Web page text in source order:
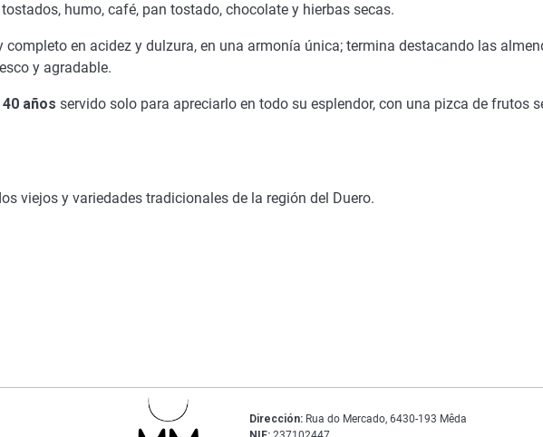
humo, café, pan tostado, chocolate y hierbas secas.
completo en acidez y dulzura, en una armonía única; termina destacando las
y agradable.
años servido solo para apreciarlo en todo su esplendor, con una pizca de frutos
viejos y variedades tradicionales de la región del Duero.
Dirección:Rua do Mercado, 6430-193 Mêda